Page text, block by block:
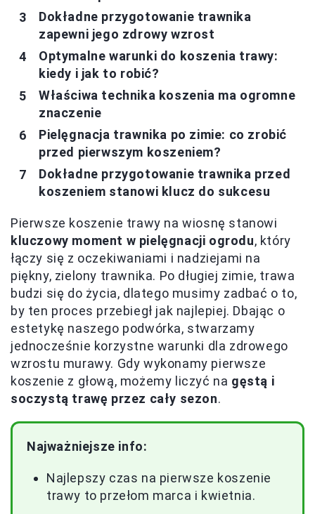
Dokładne przygotowanie trawnika
zapewni jego zdrowy wzrost
Optymalne warunki do koszenia trawy:
kiedy i jak to robić?
Właściwa technika koszenia ma ogromne
znaczenie
Pielęgnacja trawnika po zimie: co zrobić
przed pierwszym koszeniem?
Dokładne przygotowanie trawnika przed
koszeniem stanowi klucz do sukcesu
Pierwsze koszenie trawy na wiosnę stanowi
kluczowy moment w pielęgnacji ogrodu, który
łączy się z oczekiwaniami i nadziejami na
piękny, zielony trawnika. Po długiej zimie, trawa
budzi się do życia, dlatego musimy zadbać o to,
by ten proces przebiegł jak najlepiej. Dbając o
estetykę naszego podwórka, stwarzamy
jednocześnie korzystne warunki dla zdrowego
wzrostu murawy. Gdy wykonamy pierwsze
koszenie z głową, możemy liczyć na gęstą i
soczystą trawę przez cały sezon.
Najważniejsze info:
Najlepszy czas na pierwsze koszenie
trawy to przełom marca i kwietnia.